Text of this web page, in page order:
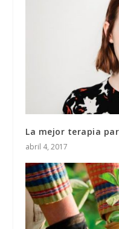
La mejor terapia
abril 4, 2017